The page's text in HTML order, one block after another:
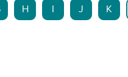
H I J K